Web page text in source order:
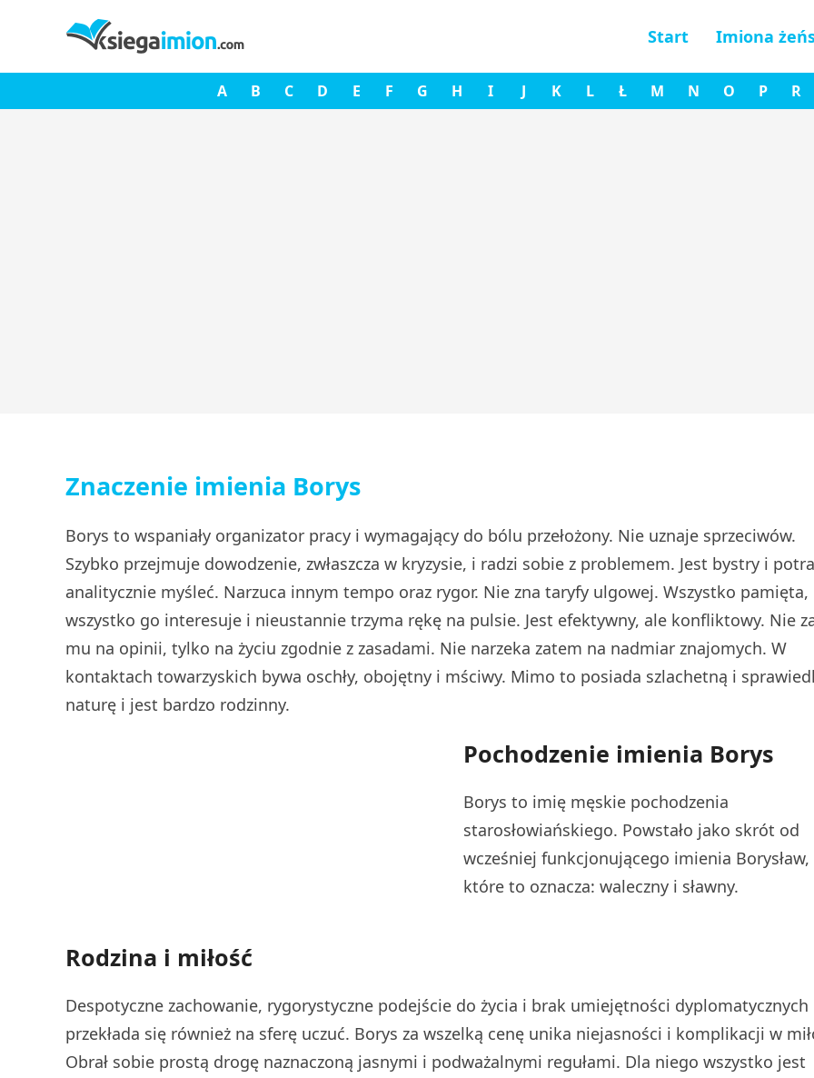
Start Imiona
A B C D E F G H I J K L Ł M N O P R
Znaczenie imienia Borys
Borys to wspaniały organizator pracy i wymagający do bólu przełożony. Nie uznaje sprzeciwów.
Szybko przejmuje dowodzenie, zwłaszcza w kryzysie, i radzi sobie z problemem. Jest bystry i
analitycznie myśleć. Narzuca innym tempo oraz rygor. Nie zna taryfy ulgowej. Wszystko pamięta,
wszystko go interesuje i nieustannie trzyma rękę na pulsie. Jest efektywny, ale konfliktowy. Nie
mu na opinii, tylko na życiu zgodnie z zasadami. Nie narzeka zatem na nadmiar znajomych. W
kontaktach towarzyskich bywa oschły, obojętny i mściwy. Mimo to posiada szlachetną i
naturę i jest bardzo rodzinny.
Pochodzenie imienia Borys
Borys to imię męskie pochodzenia
starosłowiańskiego. Powstało jako skrót od
wcześniej funkcjonującego imienia Borysław,
które to oznacza: waleczny i sławny.
Rodzina i miłość
Despotyczne zachowanie, rygorystyczne podejście do życia i brak umiejętności dyplomatycznych
przekłada się również na sferę uczuć. Borys za wszelką cenę unika niejasności i komplikacji w
Obrał sobie prostą drogę naznaczoną jasnymi i podważalnymi regułami. Dla niego wszystko jest